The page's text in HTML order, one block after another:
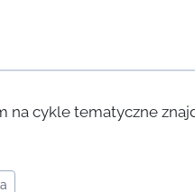
na cykle tematyczne